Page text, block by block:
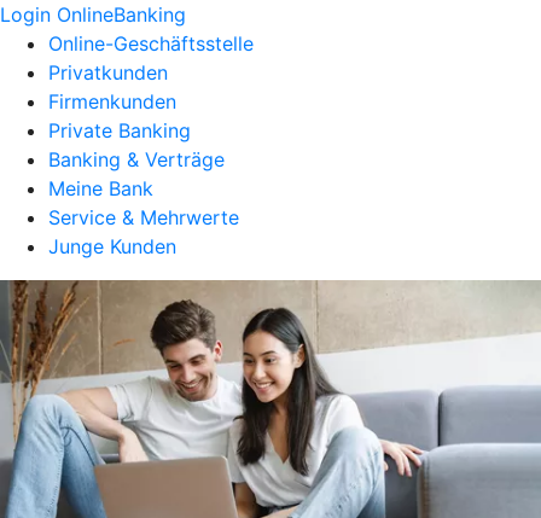
Login OnlineBanking
Online-Geschäftsstelle
Privatkunden
Firmenkunden
Private Banking
Banking & Verträge
Meine Bank
Service & Mehrwerte
Junge Kunden